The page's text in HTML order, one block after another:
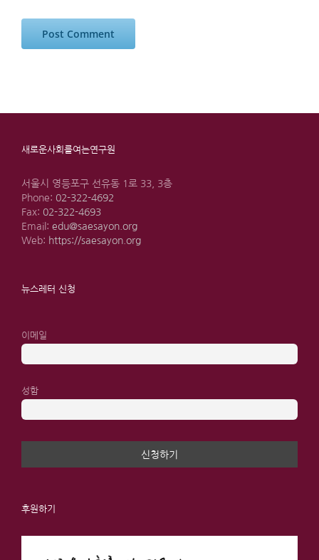
새로운사회를여는연구원
서울시 영등포구 선유동 1로 33, 3층
Phone: 02-322-4692
Fax: 02-322-4693
Email: edu@saesayon.org
Web: https://saesayon.org
뉴스레터 신청
이메일
성함
후원하기